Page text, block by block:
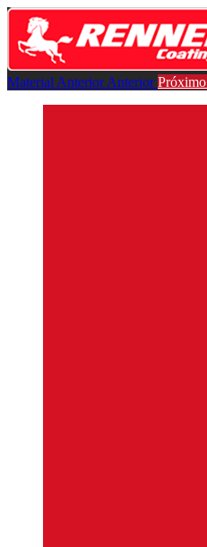
Retornar
para
course:
Avisos
Material AnteriorAnterior Próximo